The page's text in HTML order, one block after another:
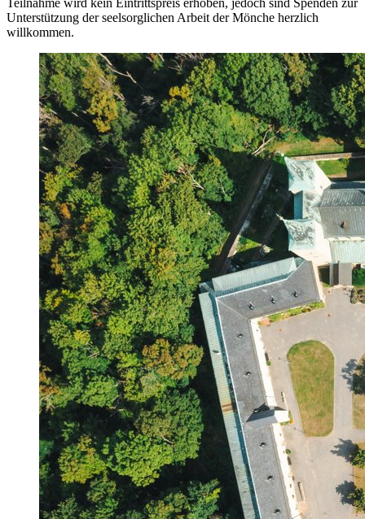
Teilnahme wird kein Eintrittspreis erhoben, jedoch sind Spenden zur
Unterstützung der seelsorglichen Arbeit der Mönche herzlich
willkommen.